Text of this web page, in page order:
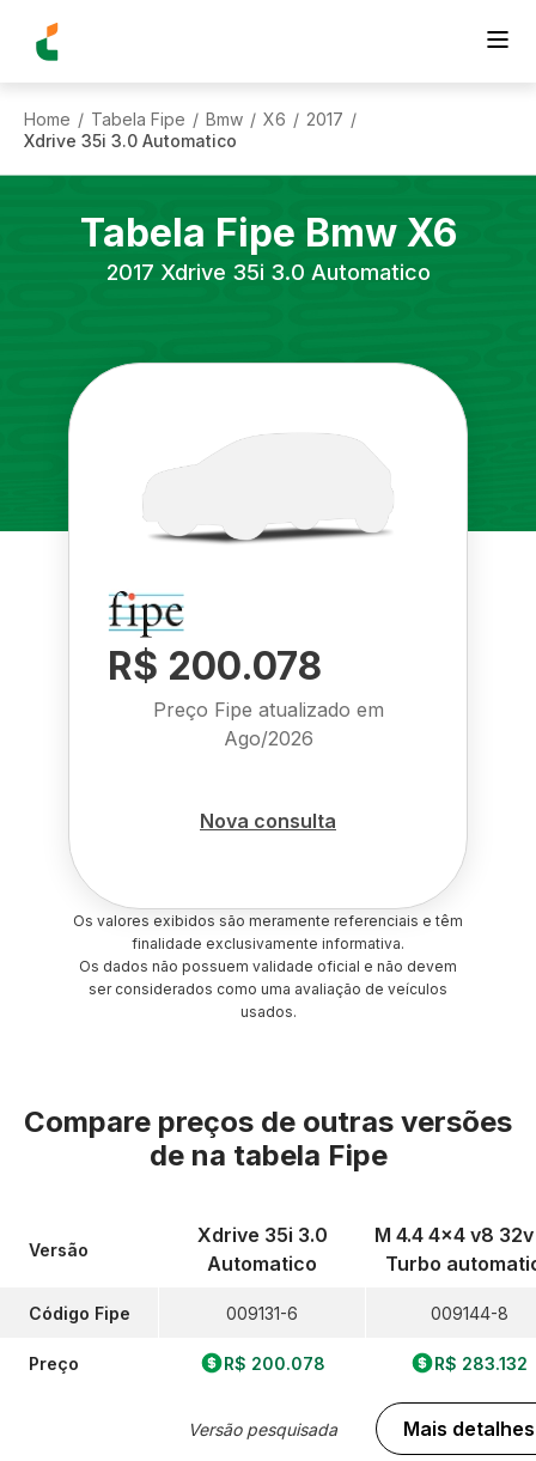
Home / Tabela Fipe / Bmw / X6 / 2017 /
Xdrive 35i 3.0 Automatico
Tabela Fipe Bmw X6
2017 Xdrive 35i 3.0 Automatico
R$ 200.078
Preço Fipe atualizado em
Ago/2026
Nova consulta
Os valores exibidos são meramente referenciais e têm
finalidade exclusivamente informativa.
Os dados não possuem validade oficial e não devem
ser considerados como uma avaliação de veículos
usados.
Compare preços de outras versões
de na tabela Fipe
Versão
Código Fipe
Preço
Xdrive 35i 3.0
Automatico
009131-6
R$ 200.078
Versão pesquisada
M 4.4 4x4 v8
Turbo
009144-8
R$ 283.132
Mais detalhes